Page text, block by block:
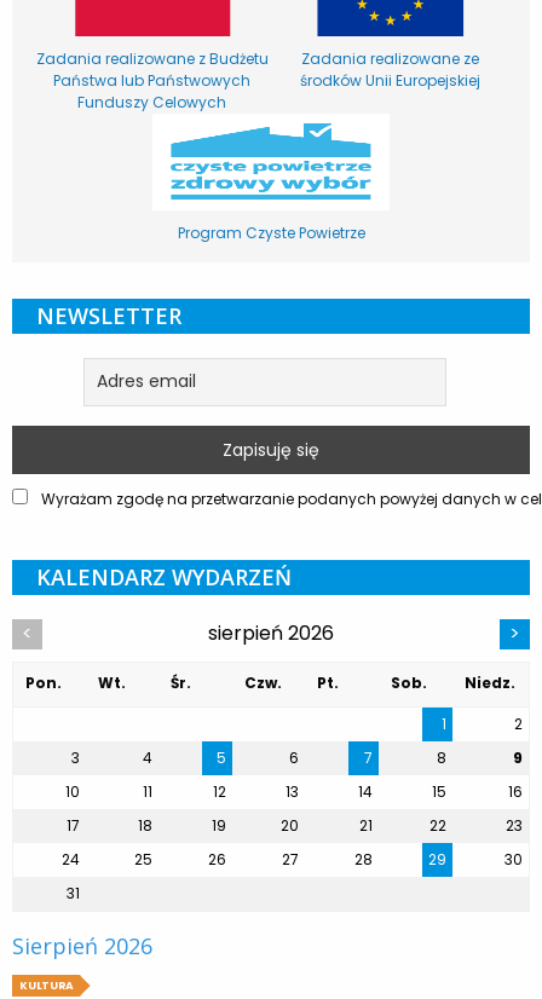
Zadania realizowane z Budżetu
Państwa lub Państwowych
Funduszy Celowych
Zadania realizowane ze
środków Unii Europejskiej
Program Czyste Powietrze
NEWSLETTER
Wyrażam zgodę na przetwarzanie podanych powyżej danych w
KALENDARZ WYDARZEŃ
< sierpień 2026 >
Pon. Wt. Śr. Czw. Pt. Sob.
Niedz.
1
2
3
4 5 6 7 8
9
10
11 12 13 14 15
16
17
18 19 20 21 22
23
24
25 26 27 28 29
30
31
Sierpień 2026
KULTURA